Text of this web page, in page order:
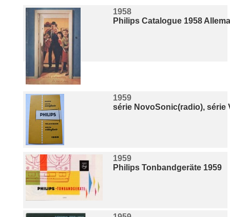
1958
Philips Catalogue 1958
1959
série NovoSonic(radio), série
1959
Philips Tonbandgeräte 1959